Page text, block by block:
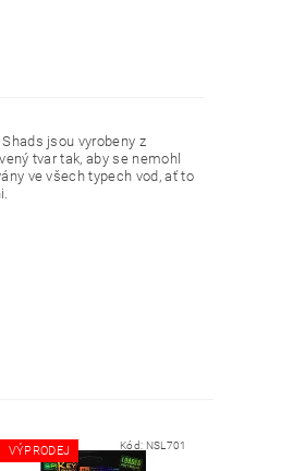
jsou vyrobeny z
tvar tak, aby se nemohl
ve všech typech vod, ať to
VÝPRODEJ Kód: NSL701